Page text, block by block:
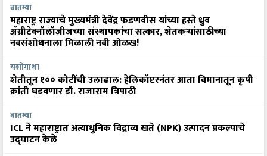
बातम्या
महाराष्ट्र राज्याचे मुख्यमंत्री देवेंद्र फडणवीस यांच्या हस्ते ध्रुव
ॲग्रीटेक्नॉलॉजीजच्या संस्थापकांचा सत्कार, शेतकऱ्यांसाठीच्या
नवसंशोधनाला मिळाली नवी ओळख!
यशोगाथा
शेतीतून १०० कोटींची उलाढाल: हेलिकॉप्टरनंतर आता विमानातून कृषी
क्रांती घडवणार डॉ. राजाराम त्रिपाठी
बातम्या
ICL ने महाराष्ट्रात अत्याधुनिक विद्राव्य खते (NPK) उत्पादन प्रकल्पाचे
उद्घाटन केले